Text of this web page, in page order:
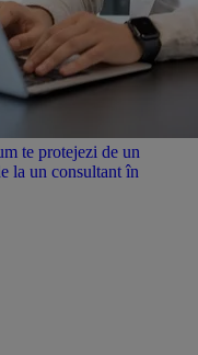
te protejezi de un
la un consultant în